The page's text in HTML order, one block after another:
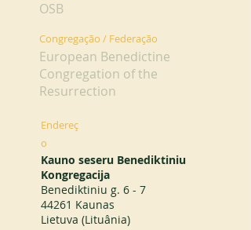
OSB
Congregação / Federação
European Benedictine
Congregation of the
Resurrection
Endereç
o
Kauno seseru Benediktiniu
Kongregacija
Benediktiniu g. 6 - 7
44261 Kaunas
Lietuva (Lituânia)